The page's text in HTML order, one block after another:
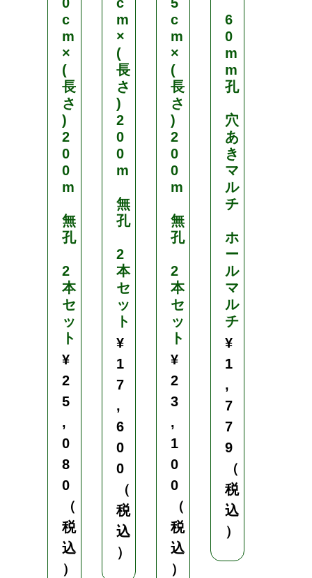
c
m
×
(
長
さ
)
2
0
0
m
無
孔
2
本
セ
ッ
ト
¥
2
5
,
0
8
0
（
税
込
）
m
×
(
長
さ
)
2
0
0
m
無
孔
2
本
セ
ッ
ト
¥
1
7
,
6
0
0
（
税
込
）
c
m
×
(
長
さ
)
2
0
0
m
無
孔
2
本
セ
ッ
ト
¥
2
3
,
1
0
0
（
税
込
）
6
0
m
m
孔
穴
あ
き
マ
ル
チ
ホ
ー
ル
マ
ル
チ
¥
1
,
7
7
9
（
税
込
）